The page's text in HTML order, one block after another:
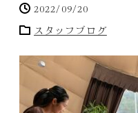
2022/09/20
スタッフブログ